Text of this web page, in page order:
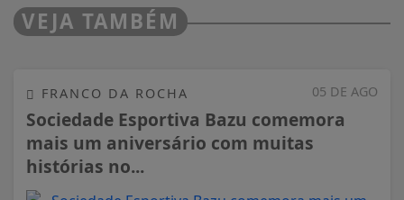
VEJA TAMBÉM
05 DE AGO
FRANCO DA ROCHA
Sociedade Esportiva Bazu comemora
mais um aniversário com muitas
histórias no...